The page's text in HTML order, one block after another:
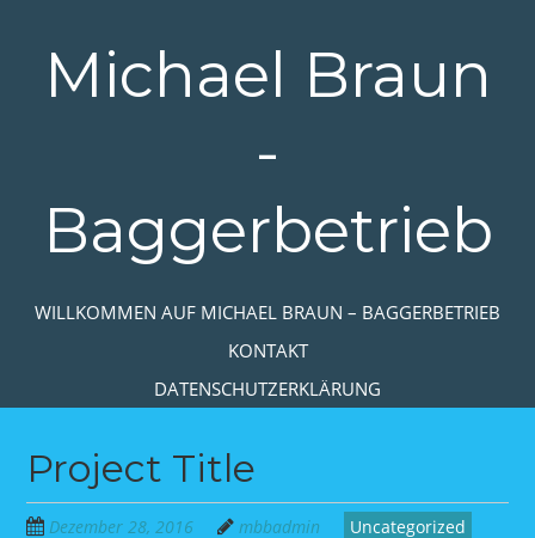
springenMichael Braun
-
Baggerbetrieb
MENÜ
Zum Inhalt springen
WILLKOMMEN AUF MICHAEL BRAUN – BAGGERBETRIEB
KONTAKT
DATENSCHUTZERKLÄRUNG
Project Title
Dezember 28, 2016 mbbadmin
Uncategorized